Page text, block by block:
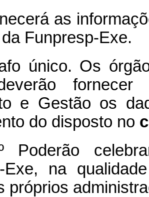
as
Funpresp-Exe.
único. Os
fornecer
e Gestão os
do disposto no
Poderão
Exe, na
próprios